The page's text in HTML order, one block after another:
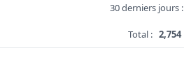
30 derniers jours :
Total : 2,754